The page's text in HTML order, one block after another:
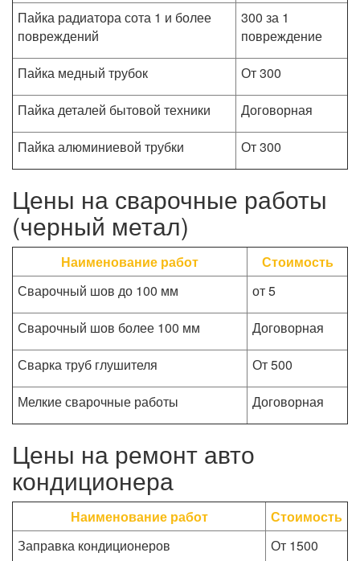
Пайка радиатора сота 1 и более
повреждений
300 за 1
повреждение
Пайка медный трубок
От 300
Пайка деталей бытовой техники
Договорная
Пайка алюминиевой трубки
От 300
Цены на сварочные работы
(черный метал)
Наименование работ
Стоимость
Сварочный шов до 100 мм
от 5
Сварочный шов более 100 мм
Договорная
Сварка труб глушителя
От 500
Мелкие сварочные работы
Договорная
Цены на ремонт авто
кондиционера
Наименование работ
Стоимость
Заправка кондиционеров
От 1500